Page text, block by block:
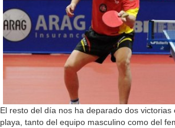
El resto del día nos ha deparado dos victorias
playa, tanto del equipo masculino como del